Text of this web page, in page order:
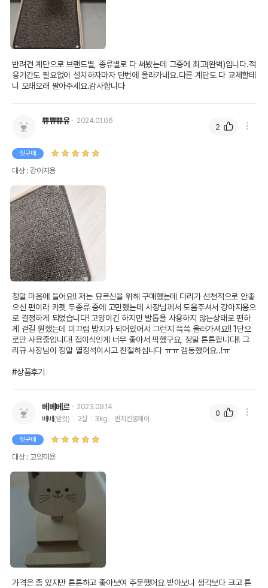
반려견 계단으로 브랜드별, 종류별로 다 써봤는데 그중에 최고(완벽)입니다.적
응기간도 필요없이 설치하자마자 단번에 올라가네요.다른 계단도 다 교체할테
니 오래오래 팔아주세요.감사합니다
쀼쀼쀼유 2024.01.06
첫구매
대상 : 강아지용
정말 마음에 들어요!! 저는 묘르신을 위해 구매했는데 다리가 선천적으로 안좋
으신 편이라 카펫 두종류 중에 고민했는데 사장님께서 도움주셔서 강아지용으
로 결정하게 되었습니다! 고양이긴 하지만 발톱을 사용하지 않는상태로 편하
게 걷길 원했는데 미끄럼 방지가 되어있어서 그런지 쓱쓱 올러가셔요!! 1단으
로만 사용중입니다! 접이식인게 너무 좋아서 픽했구요, 정말 튼튼합니다!! 그
리규 사장님이 정말 열정석이시고 친절하십니다 ㅠㅠ 갬동했어요..!ㅠ
#상품후기
2
베베베르
2023.09.14
베베 (암컷) 2살 3kg 먼치킨롱헤어
첫구매
대상 : 고양이용
가격은 좀 있지만 튼튼하고 좋아보여 주문했어요 받아보니 생각보다 크고 튼
0